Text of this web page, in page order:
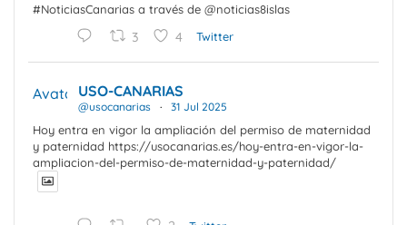
#NoticiasCanarias a través de @noticias8islas
3 4 Twitter
Avatar USO-CANARIAS
@usocanarias · 31 Jul 2025
Hoy entra en vigor la ampliación del permiso de maternidad
y paternidad https://usocanarias.es/hoy-entra-en-vigor-la-
ampliacion-del-permiso-de-maternidad-y-paternidad/